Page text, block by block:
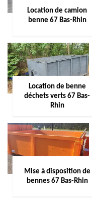
Location de camion
benne 67 Bas-Rhin
Location de benne
déchets verts 67 Bas-
Rhin
Mise à disposition de
bennes 67 Bas-Rhin